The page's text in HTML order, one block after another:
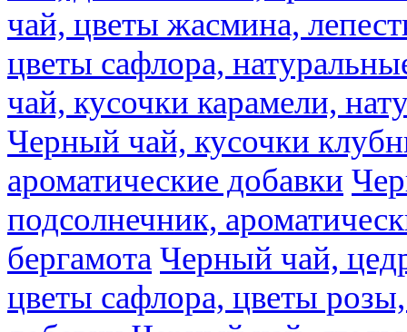
чай, цветы жасмина,
цветы сафлора,
чай, кусочки карамели,
Черный чай, кусочки
ароматические добавки
подсолнечник,
бергамота Черный чай,
цветы сафлора, цветы